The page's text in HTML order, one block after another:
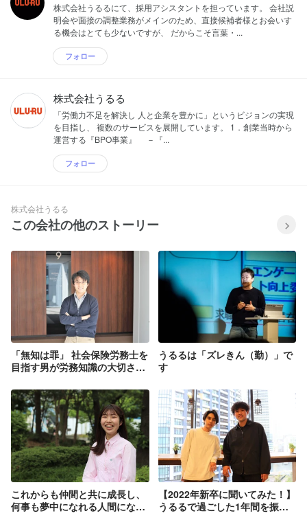
株式会社うるるにて、採用アシスタントを担っています。 会社説
明会や面接の調整業務がメインのため、直接候補者様とお会いす
る機会はとても少ないですが、 だからこそ言葉・...
フォロー
株式会社うるる
「労働力不足を解決し 人と企業を豊かに」というビジョンの実現
を目指し、 複数のサービスを展開しています。 1．創業当時から
運営する『BPO事業』 －『...
フォロー
株式会社うるる
この会社の他のストーリー
「無知は罪」 社会保険労務士を
目指す男が労務知識の大切さを
年11月7日のうる水：中村優太
編～
うるるは「ズレきん（勤）」で
す
これからも仲間と共に成長し、
何事も夢中になれる人間になる
【2022年新卒に聞いてみた！】
うるるで過ごした1年間を振り